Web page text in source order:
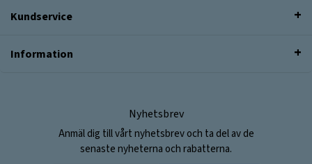
Kundservice
Information
Nyhetsbrev
Anmäl dig till vårt nyhetsbrev och ta del av de
senaste nyheterna och rabatterna.